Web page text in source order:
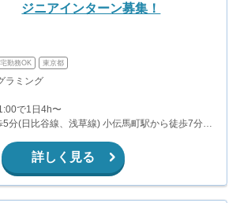
ジニアインターン募集！
勤務OK 東京都
ラミング
で1日4h〜
5分(日比谷線、浅草線) 小伝馬町駅から徒歩7分
詳しく見る